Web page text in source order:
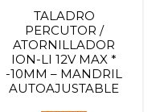
TALADRO
PERCUTOR /
ATORNILLADOR
ION-LI 12V MAX *
-10MM – MANDRIL
AUTOAJUSTABLE